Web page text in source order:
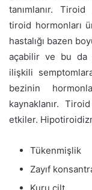
tanımlanır.
tiroid hormonları
hastalığı bazen
açabilir ve bu da
ilişkili
bezinin
kaynaklanır.
etkiler.
Tükenmişlik
Zayıf
Kuru cilt